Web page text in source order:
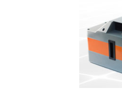
· Data processing of remotely sensed
assessment.Computers &
· Detecting subtle environmental
Hydrology XVIII.999813 (25 October
· The classification of hill country
· Mapping nutrient concentration in